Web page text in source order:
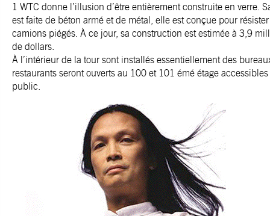
1 WTC donne l’illusion d’être entièrement construite en verre.
est faite de béton armé et de métal, elle est conçue pour
camions piégés. À ce jour, sa construction est estimée à 3,9
de dollars.
À l’intérieur de la tour sont installés essentiellement des
restaurants seront ouverts au 100 et 101 émé étage
public.